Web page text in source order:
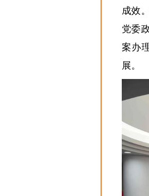
成效
党委
案办
展。